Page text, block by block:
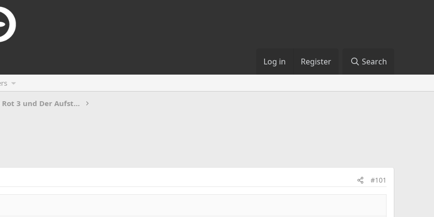
Log in Register Search
C&C Alarmstufe Rot 3 und Der Aufstand
#101